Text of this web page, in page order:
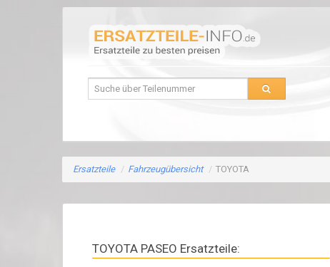
Ersatzteile / Fahrzeugübersicht / TOYOTA
TOYOTA PASEO Ersatzteile: